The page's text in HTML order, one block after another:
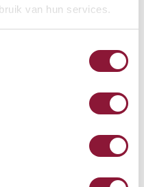
van hun services.